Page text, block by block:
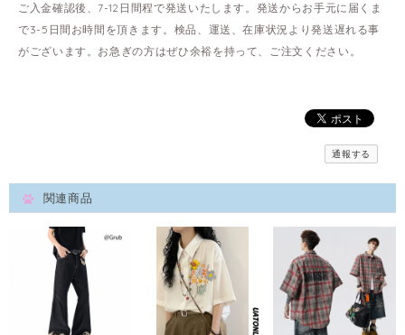
ご入金確認後、7-12日間程で発送いたします。発送からお手元に届くま
で3-5日間お時間を頂きます。検品、運送、在庫状況より発送遅れる事
がございます。お急ぎの方はぜひ余裕を持って、ご注文ください。
通報する
関連商品